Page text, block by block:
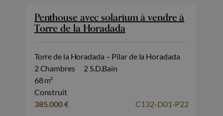
Penthouse avec solarium à vendre à
Torre de la Horadada
Torre de la Horadada – Pilar de la Horadada
2 Chambres
2 S.D.Bain
68 m²
Construit
385.000 €
C132-D01-P22